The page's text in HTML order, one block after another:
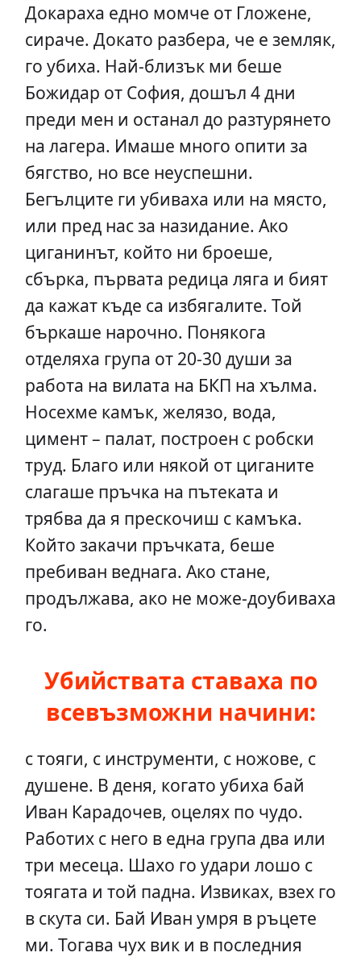
Докараха едно момче от Гложене,
сираче. Докато разбера, че е земляк,
го убиха. Най-близък ми беше
Божидар от София, дошъл 4 дни
преди мен и останал до разтурянето
на лагера. Имаше много опити за
бягство, но все неуспешни.
Бегълците ги убиваха или на място,
или пред нас за назидание. Ако
циганинът, който ни броеше,
сбърка, първата редица ляга и бият
да кажат къде са избягалите. Той
бъркаше нарочно. Понякога
отделяха група от 20-30 души за
работа на вилата на БКП на хълма.
Носехме камък, желязо, вода,
цимент – палат, построен с робски
труд. Благо или някой от циганите
слагаше пръчка на пътеката и
трябва да я прескочиш с камъка.
Който закачи пръчката, беше
пребиван веднага. Ако стане,
продължава, ако не може-доубиваха
го.
Убийствата ставаха по
всевъзможни начини:
с тояги, с инструменти, с ножове, с
душене. В деня, когато убиха бай
Иван Карадочев, оцелях по чудо.
Работих с него в една група два или
три месеца. Шахо го удари лошо с
тоягата и той падна. Извиках, взех го
в скута си. Бай Иван умря в ръцете
ми. Тогава чух вик и в последния